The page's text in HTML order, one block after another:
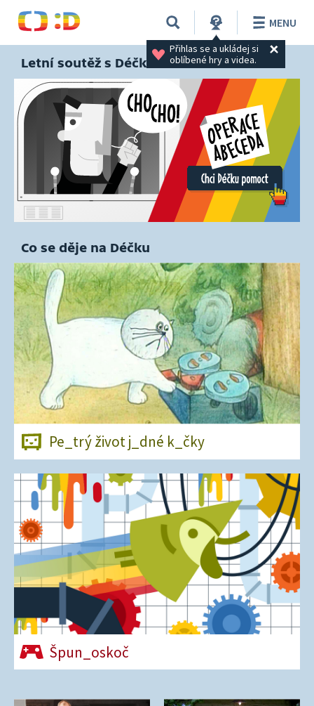
Přihlas se a ukládej si
oblíbené hry a videa.
MENU
Letní soutěž s Déčkem
Co se děje na Déčku
Pe_trý život j_dné k_čky
Špun_oskoč